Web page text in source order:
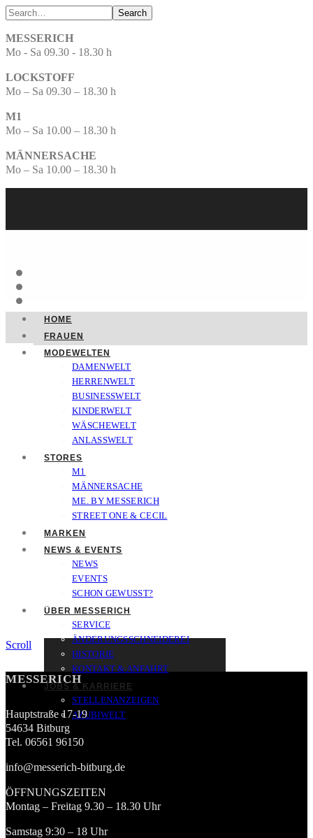
Search
MESSERICH
Mo - Sa 09.30 - 18.30 h
LOCKSTOFF
Mo – Sa 09.30 – 18.30 h
M1
Mo – Sa 10.00 – 18.30 h
MÄNNERSACHE
Mo – Sa 10.00 – 18.30 h
HOME
FRAUEN
MODEWELTEN
DAMENWELT
HERRENWELT
BUSINESSWELT
KINDERWELT
WÄSCHEWELT
ANLASSWELT
STORES
M1
MÄNNERSACHE
ME. BY MESSERICH
STREET ONE & CECIL
MARKEN
NEWS & EVENTS
NEWS
EVENTS
SCHON GEWUSST?
ÜBER MESSERICH
SERVICE
ÄNDERUNGSSCHNEIDEREI
HISTORIE
KONTAKT & ANFAHRT
JOBS & KARRIERE
STELLENANZEIGEN
AZUBIWELT
Scroll
MESSERICH
Hauptstraße 17-19
54634 Bitburg
Tel. 06561 96150
info@messerich-bitburg.de
ÖFFNUNGSZEITEN
Montag – Freitag 9.30 – 18.30 Uhr
Samstag 9:30 – 18 Uhr